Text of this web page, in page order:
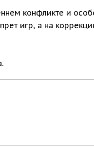
конфликте и
игр, а на